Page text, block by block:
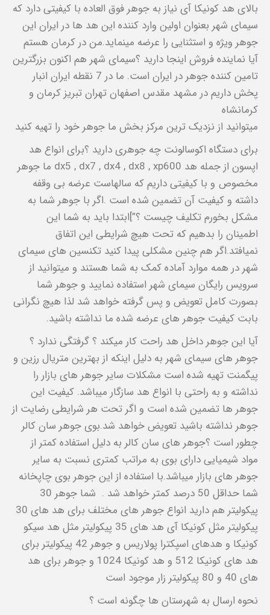
بالای هد کونیکا آی نیاز به جوهر فوق العاده با کیفیتی دارد که
سیمای شهر بعنوان اولین وارد کننده این هد ها در ایران این
جوهر ویژه و استثنایی را عرضه مینماید.من در کرمان هستم
آیا نماینده فروش اینجا دارید ؟سیمای شهر هم اکنون بزرگترین
تامین کننده جوهر در ایران است. ما در 7 نقطه ایران انبار
پخش داریم در مشهد مقدس اصفهان تهران تبریز کرمان و
کرمانشاه
میتوانید از نزدیک ترین مرکز بخش ما جوهر خود را تهیه کنید
برای دستگاه اکوسالونت چه جوهری دارید ؟برای انواع هد
اپسون از جمله هد dx5 , dx7 , dx4 , dx8 , xp600 ما جوهر
مخصوص و با کیفیتی داریم که سالهاست عرضه بی وقفه
داشته و کیفیت آن تضمین شده است .اگر با جوهر شما به
مشکل بخورم تکلیف چیست ؟”]ابتدا باید به شما این
اطمینان را بدهیم که تحت هیچ شرایطی این اتفاق
نمیافتد.اگر هم چنین مشکلی پیدا کنید تکنسین های سیمای
شهر در همه موارد آماده کمک به شما هستند و میتوانید از
سرویس رایگان سیمای شهر استفاده نمایید و جوهر شما
بصورت کامل تعویض و پس گرفته خواهد شد لذا هیچ نگرانی
بابت کیفیت جوهر های عرضه شده ما نداشته باشید.
آیا این جوهر داخل هد راحت کار میکند ؟ گرفتگی ندارد ؟
جوهر های سیمای شهر به دلیل اینکه از بهترین متریال رزین و
پیگمنت تهیه شده است مشکلات سایر جوهر های بازار را
نداشته و به راحتی با انواع هد سازگار میباشد. کیفیت این
جوهر ها تضمین شده است و اگر تحت هر شرایطی رضایت از
جوهر نداشته باشید تعویض خواهد شد.بوی جوهر سان کالر
چطور است ؟جوهر های سان کالر به دلیل استفاده کمتر از
مواد شیمیایی دارای بوی به مراتب کمتری نسبت به سایر
جوهر های بازار میباشد.با استفاده از این جوهر بوی چاپخانه
شما حداقل 50 درصد کمتر خواهد شد . شما جوهر 30
پیکولیتر هم دارید انواع جوهر های مختلف برای هد های 30
پیکولیتر مثل کونیکا آی هد های 35 پیکولیتر مثل هد سیکو
کونیکا و هدهای اسپکترا پولاریس و جوهر 42 پیکولیتر برای
هد های کونیکا 512 و هد کونیکا 1024 و جوهر برای هد
های 40 و 80 پیکولیتر زار موجود است
نحوه ارسال به شهرستان ها چگونه است ؟